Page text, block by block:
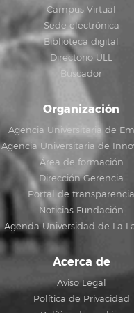
Campus Virtual
Sede electrónica
Biblioteca digital
Directorio ULL
Buscador
Organización
Agencia Universitaria de
Agencia Universitaria de
Área de formación
Dirección Gerencia
Portal de transparencia
Noticias Fundación
Agenda Universidad de La
Acerca de
Aviso Legal
Política de Privacidad